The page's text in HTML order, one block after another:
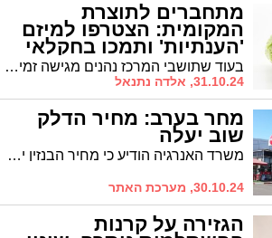
מתחברים לתוצרת
המקומית: הצטרפו למיזם
'הענתיות' ותמכו בחקלאי
הדרום והערבה בעוד שתושבי המרכז נהנים מגישה זמינה לתוצרת טרייה, תושבי הדרום והערבה לוקחים יוזמה ומנגישים תוצרת חקלאית איכותית היישר מהמשקים המקומיים – צעד שמחזק את החקלאות הישראלית ומבטא סולידריות בתקופה מאתגרת. כעת, בעזרתם של התושבים עצמם ובשיתוף מיזם 'הענתיות' המחבר בין חקלאים לצרכנים מכל רחבי הארץ, מוקמות נקודות חלוקה חדשות ביישובים שונים במטרה להביא לתושבים תוצרת איכותית היישר מהמשקים, ולעודד את החקלאות המקומית
31.10.24, אלדה נתנאל
מחר בערב: מחיר הדלק
שוב יעלה
משרד האנרגיה הודיע כי מחיר הבנזין יתייקר בלילה שבין חמישי לשישי ב-4 אגורות, ויעמוד על 7.20 שקלים לליטר בנזין 95 בשירות עצמי.
30.10.24, מערכת האתר
הגזירה על קרנות